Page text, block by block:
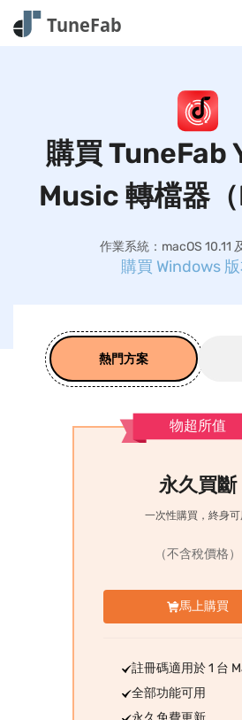
購買 TuneFab
Music 轉檔器（
作業系統：macOS 10.11
購買 Windows
熱門方案
物超所值
永久買斷
一次性購買，終身可
（不含稅價格）
馬上購買
註冊碼適用於 1 台
全部功能可用